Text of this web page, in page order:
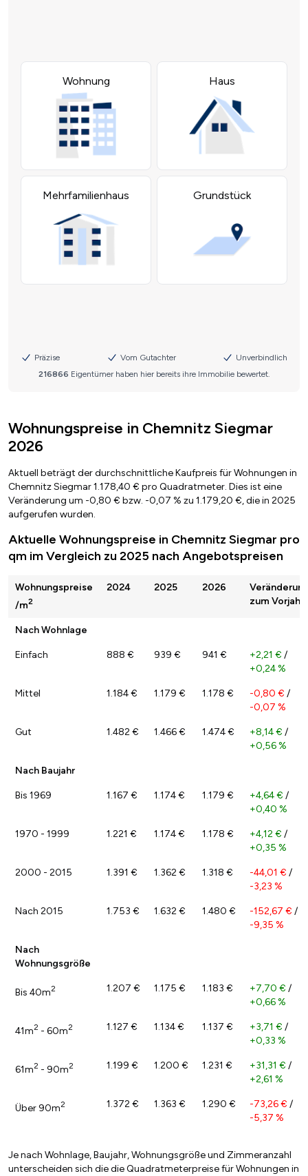
Wohnungspreise in Chemnitz Siegmar
2026
Aktuell beträgt der durchschnittliche Kaufpreis für Wohnungen in
Chemnitz Siegmar 1.178,40 € pro Quadratmeter. Dies ist eine
Veränderung um -0,80 € bzw. -0,07 % zu 1.179,20 €, die in 2025
aufgerufen wurden.
Aktuelle Wohnungspreise in Chemnitz Siegmar pro
qm im Vergleich zu 2025 nach Angebotspreisen
Wohnungspreise
/m2
2024 2025 2026
zum Vorjahr
Nach Wohnlage
Einfach 888 € 939 € 941 € +2,21 € /
+0,24 %
Mittel 1.184 € 1.179 € 1.178 € -0,80 € /
-0,07 %
Gut 1.482 € 1.466 € 1.474 € +8,14 € /
+0,56 %
Nach Baujahr
Bis 1969 1.167 € 1.174 € 1.179 € +4,64 € /
+0,40 %
1970 - 1999 1.221 € 1.174 € 1.178 € +4,12 € /
+0,35 %
2000 - 2015 1.391 € 1.362 € 1.318 € -44,01 € /
-3,23 %
Nach 2015 1.753 € 1.632 € 1.480 € -152,67 € /
-9,35 %
Nach
Wohnungsgröße
Bis 40m2 1.207 € 1.175 € 1.183 € +7,70 € /
+0,66 %
41m2 - 60m2 1.127 € 1.134 € 1.137 € +3,71 € /
+0,33 %
61m2 - 90m2 1.199 € 1.200 € 1.231 € +31,31 € /
+2,61 %
Über 90m2 1.372 € 1.363 € 1.290 € -73,26 € /
-5,37 %
Je nach Wohnlage, Baujahr, Wohnungsgröße und Zimmeranzahl
unterscheiden sich die die Quadratmeterpreise für Wohnungen in